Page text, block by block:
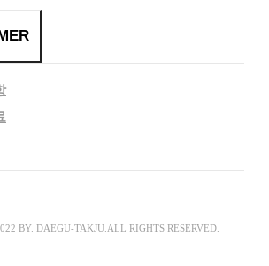
BY. DAEGU-TAKJU.ALL RIGHTS RESERVED.